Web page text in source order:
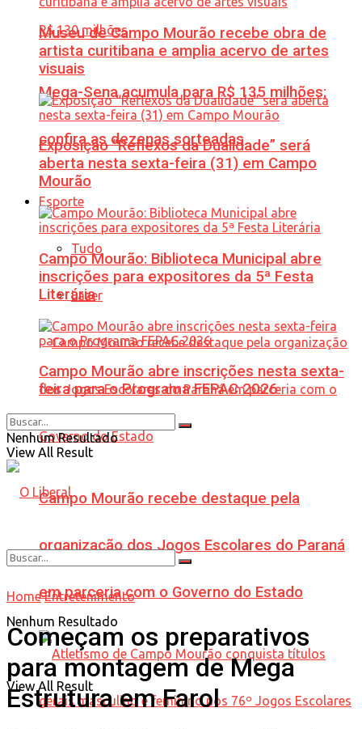
Mega-Sena acumula para R$ 135 milhões;
confira as dezenas sorteadas
Esporte
Tudo
Lazer
Campo Mourão recebe destaque pela
organização dos Jogos Escolares do Paraná
em parceria com o Governo do Estado
Museu de Campo Mourão recebe obra de
artista curitibana e amplia acervo de artes
visuais
Exposição “Reflexos da Dualidade” será
aberta nesta sexta-feira (31) em Campo
Mourão
Campo Mourão: Biblioteca Municipal abre
inscrições para expositores da 5ª Festa
Literária
Campo Mourão abre inscrições nesta sexta-
feira para o Programa FEPAC 2026
Nenhum Resultado
View All Result
Nenhum Resultado
View All Result
Home Entretenimento
Começam os preparativos
para montagem de Mega
Estrutura em Farol